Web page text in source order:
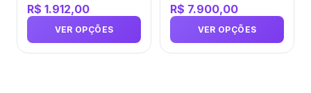
Verniz Localizado
12×1…
R$ 1.912,00
VER OPÇÕES
escolhidas
página
R$ 7.900,00
VER OPÇÕES
escolhidas
página